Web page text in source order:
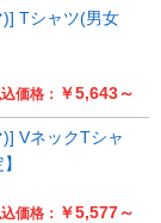
価格： ￥5,643～
Tシャツ(男女
価格： ￥5,577～
VネックTシャ